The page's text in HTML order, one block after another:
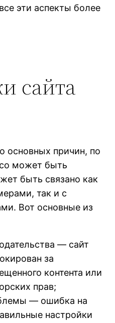
эти аспекты более
сайта
основных причин, по
может быть
быть связано как
так и с
Вот основные из
— сайт
за
контента или
прав;
— ошибка на
настройки